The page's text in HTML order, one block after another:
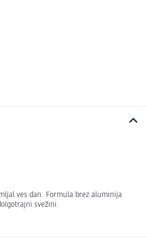
ves dan. Formula brez aluminija
svežini.